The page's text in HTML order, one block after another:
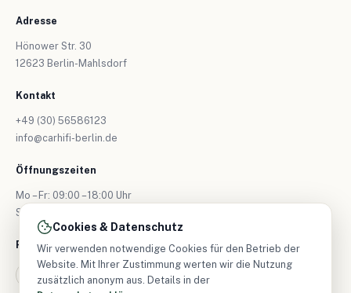
Adresse
Hönower Str. 30
12623 Berlin-Mahlsdorf
Kontakt
+49 (30) 56586123
info@carhifi-berlin.de
Öffnungszeiten
Mo – Fr: 09:00 – 18:00 Uhr
Sa: nur nach Vereinbarung
Folgen Sie uns
Cookies & Datenschutz
Wir verwenden notwendige Cookies für den Betrieb der
Website. Mit Ihrer Zustimmung werten wir die Nutzung
zusätzlich anonym aus. Details in der